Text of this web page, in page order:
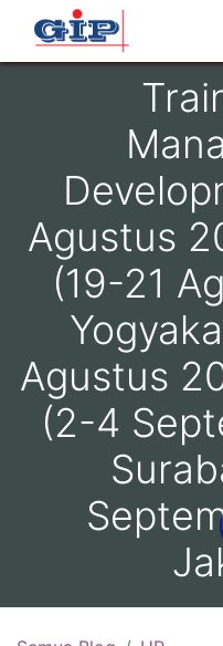
Agustus
(19-21
Agustus
(2-4